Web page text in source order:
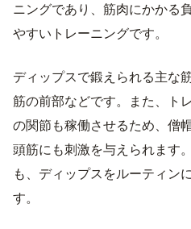
ニングであり、筋肉にかかる
やすいトレーニングです。
ディップスで鍛えられる主な
筋の前部などです。また、ト
の関節も稼働させるため、僧
頭筋にも刺激を与えられます
も、ディップスをルーティン
す。